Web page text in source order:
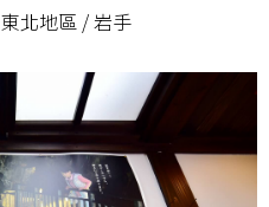
東北地區 /岩手